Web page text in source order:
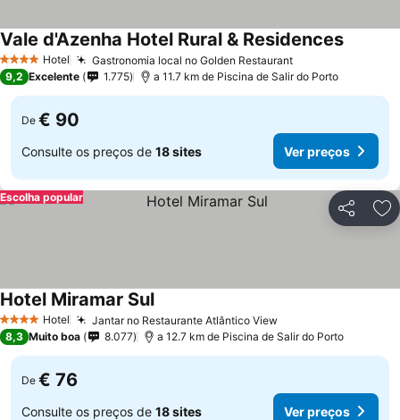
4 EstrelasHotel Gastronomia local no Golden Restaurant
Vale d'Azenha Hotel Rural & Residences
9,2 Excelente 1.775 a 11.7 km de Piscina de Salir do Porto
De € 90
Consulte os preços de 18 sites Ver preços
Partilhar
Escolha popular
4 EstrelasHotel Jantar no Restaurante Atlântico View
Hotel Miramar Sul
8,3 Muito boa 8.077 a 12.7 km de Piscina de Salir do Porto
De € 76
Consulte os preços de 18 sites Ver preços